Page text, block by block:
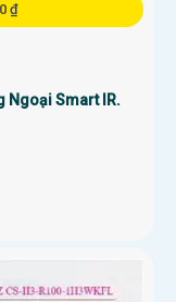
₫
Ngoại Smart IR.